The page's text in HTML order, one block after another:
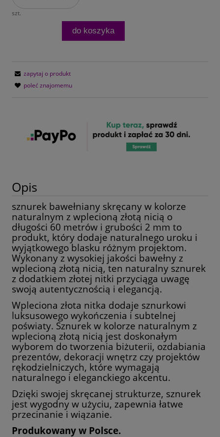
szt.
do koszyka
zapytaj o produkt
poleć znajomemu
Opis
sznurek bawełniany skręcany w kolorze
naturalnym z wplecioną złotą nicią o
długości 60 metrów i grubości 2 mm to
produkt, który dodaje naturalnego uroku i
wyjątkowego blasku różnym projektom.
Wykonany z wysokiej jakości bawełny z
wplecioną złotą nicią, ten naturalny sznurek
z dodatkiem złotej nitki przyciąga uwagę
swoją autentycznością i elegancją.
Wpleciona złota nitka dodaje sznurkowi
luksusowego wykończenia i subtelnej
poświaty. Sznurek w kolorze naturalnym z
wplecioną złotą nicią jest doskonałym
wyborem do tworzenia biżuterii, ozdabiania
prezentów, dekoracji wnętrz czy projektów
rękodzielniczych, które wymagają
naturalnego i eleganckiego akcentu.
Dzięki swojej skręcanej strukturze, sznurek
jest wygodny w użyciu, zapewnia łatwe
przecinanie i wiązanie.
Produkowany w Polsce.